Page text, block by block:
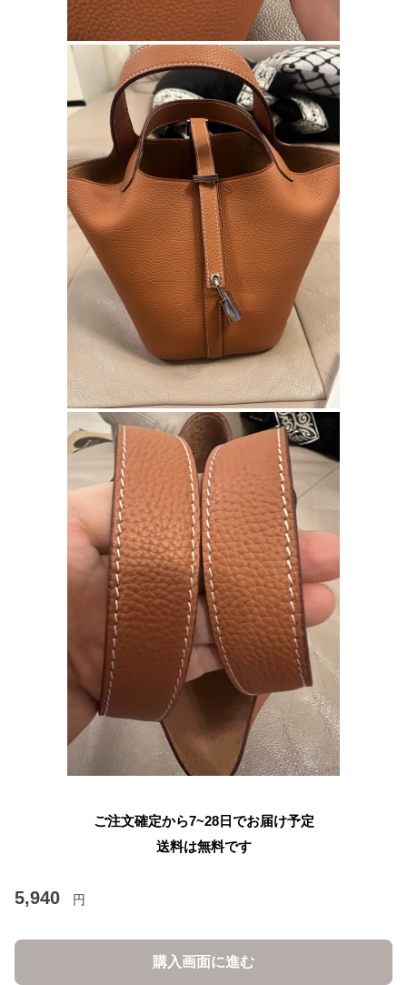
ご注文確定から7~28日でお届け予定
送料は無料です
5,940 円
購入画面に進む